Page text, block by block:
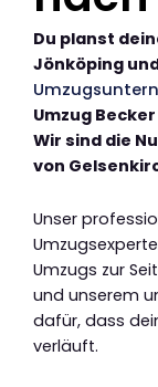
Du planst
Jönköping
Umzug
Wir sind die
von
Unser
Umzugs zur
und unserem
dafür, dass
verläuft.